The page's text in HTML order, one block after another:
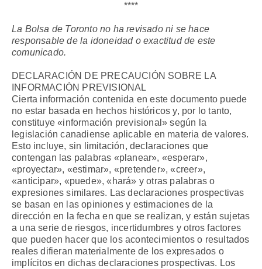
****
La Bolsa de Toronto no ha revisado ni se hace
responsable de la idoneidad o exactitud de este
comunicado.
DECLARACIÓN DE PRECAUCIÓN SOBRE LA
INFORMACIÓN PREVISIONAL
Cierta información contenida en este documento puede
no estar basada en hechos históricos y, por lo tanto,
constituye «información previsional» según la
legislación canadiense aplicable en materia de valores.
Esto incluye, sin limitación, declaraciones que
contengan las palabras «planear», «esperar»,
«proyectar», «estimar», «pretender», «creer»,
«anticipar», «puede», «hará» y otras palabras o
expresiones similares. Las declaraciones prospectivas
se basan en las opiniones y estimaciones de la
dirección en la fecha en que se realizan, y están sujetas
a una serie de riesgos, incertidumbres y otros factores
que pueden hacer que los acontecimientos o resultados
reales difieran materialmente de los expresados o
implícitos en dichas declaraciones prospectivas. Los